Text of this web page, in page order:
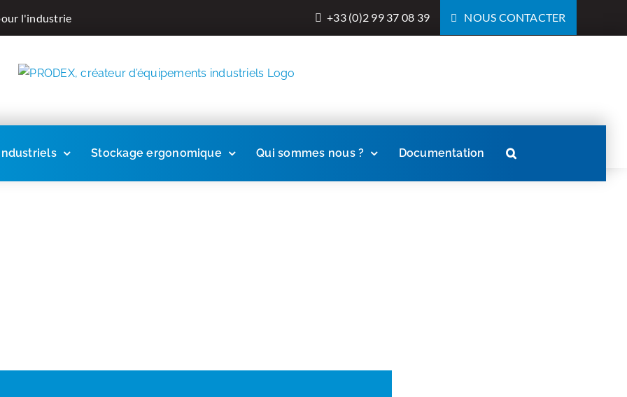
l'industrie +33 (0)2 99 37 08 39 NOUS CONTACTER
Stockage ergonomique Qui sommes nous ? Documentation